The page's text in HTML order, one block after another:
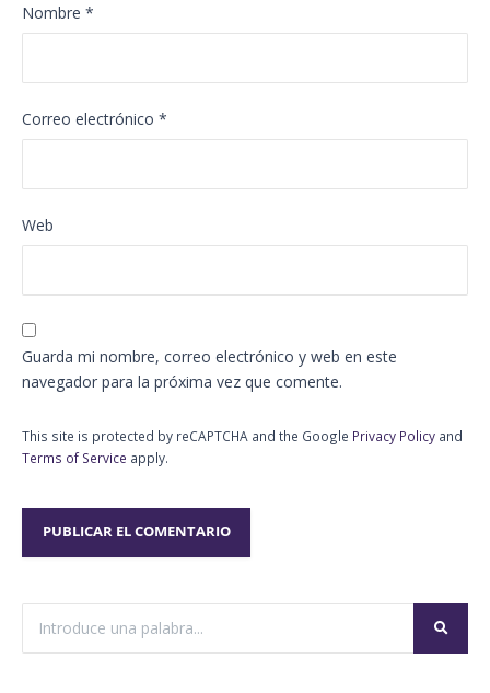
Nombre *
Correo electrónico *
Web
Guarda mi nombre, correo electrónico y web en este
navegador para la próxima vez que comente.
This site is protected by reCAPTCHA and the Google Privacy Policy and
Terms of Service apply.